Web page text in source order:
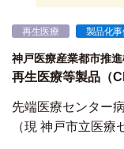
再生医療 製品化事
神戸医療産業都市推
再生医療等製品（
先端医療センター
（現 神戸市立医療